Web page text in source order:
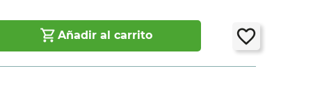
Añadir al carrito